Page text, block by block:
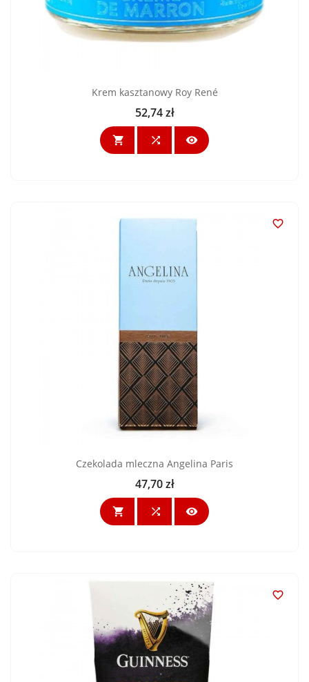
Krem kasztanowy Roy René
Cena
52,74 zł
  

Czekolada mleczna Angelina Paris
Cena
47,70 zł
  
